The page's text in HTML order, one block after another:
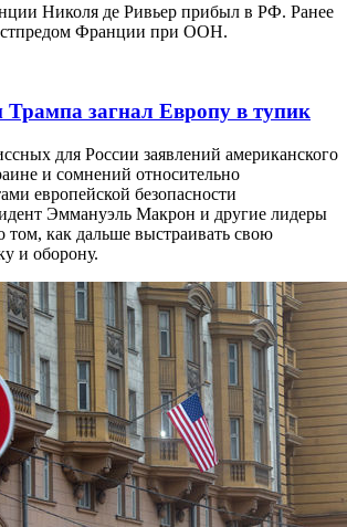
Николя де Ривьер прибыл в РФ. Ранее
Франции при ООН.
загнал Европу в тупик
для России заявлений американского
и сомнений относительно
европейской безопасности
Эммануэль Макрон и другие лидеры
как дальше выстраивать свою
и оборону.